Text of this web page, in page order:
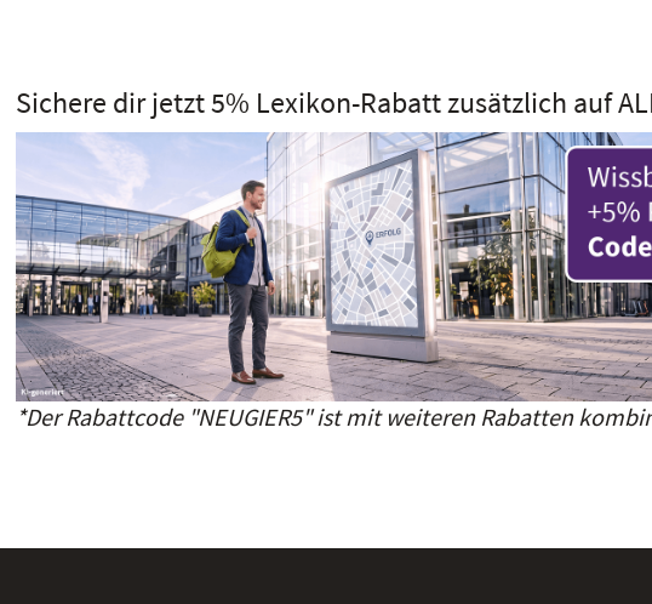
Sichere dir jetzt 5% Lexikon-Rabatt zusätzlich auf
*Der Rabattcode "NEUGIER5" ist mit weiteren Rabatten